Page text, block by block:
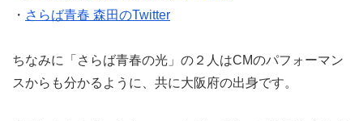
・ さらば青春 森田のTwitter
ちなみに「さらば青春の光」の２人はCMのパフォーマン
スからも分かるように、共に大阪府の出身です。